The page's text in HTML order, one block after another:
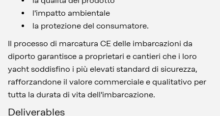
l'impatto ambientale
la protezione del consumatore.
Il processo di marcatura CE delle imbarcazioni da
diporto garantisce a proprietari e cantieri che i loro
yacht soddisfino i più elevati standard di sicurezza,
rafforzandone il valore commerciale e qualitativo per
tutta la durata di vita dell'imbarcazione.
Deliverables